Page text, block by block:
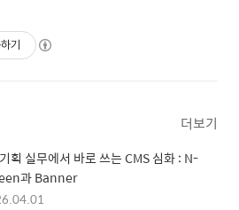
기
더보기
획 실무에서 바로 쓰는 CMS 심화 : N-
과 Banner